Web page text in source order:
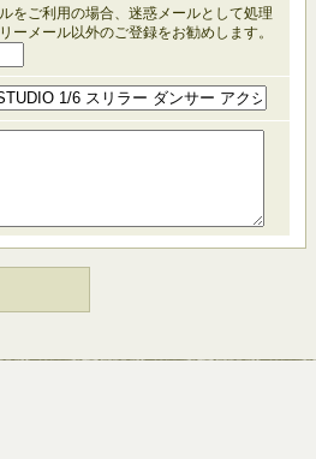
をご利用の場合、迷惑メールとして処理
ーメール以外のご登録をお勧めします。